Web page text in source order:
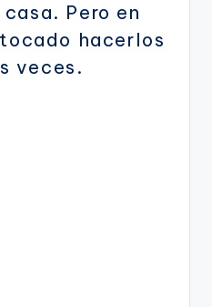
Pero en
hacerlos
veces.